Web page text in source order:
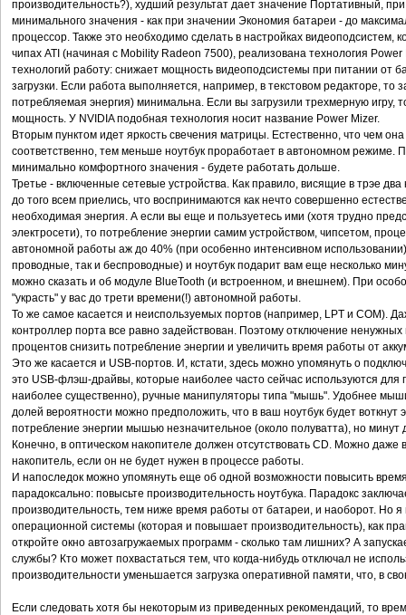
производительность?), худший результат дает значение Портативный,
минимального значения - как при значении Экономия батареи - до
процессор. Также это необходимо сделать в настройках видеоподсистем,
чипах ATI (начиная с Mobility Radeon 7500), реализована технология
технологий работу: снижает мощность видеоподсистемы при питании от
загрузки. Если работа выполняется, например, в текстовом редакторе, то
потребляемая энергия) минимальна. Если вы загрузили трехмерную игру,
мощность. У NVIDIA подобная технология носит название Power Mizer.
Вторым пунктом идет яркость свечения матрицы. Естественно, что чем
соответственно, тем меньше ноутбук проработает в автономном режиме.
минимально комфортного значения - будете работать дольше.
Третье - включенные сетевые устройства. Как правило, висящие в трэе
до того всем приелись, что воспринимаются как нечто совершенно
необходимая энергия. А если вы еще и пользуетесь ими (хотя трудно
электросети), то потребление энергии самим устройством, чипсетом,
автономной работы аж до 40% (при особенно интенсивном
проводные, так и беспроводные) и ноутбук подарит вам еще несколько
можно сказать и об модуле BlueTooth (и встроенном, и внешнем). При
"украсть" у вас до трети времени(!) автономной работы.
То же самое касается и неиспользуемых портов (например, LPT и COM).
контроллер порта все равно задействован. Поэтому отключение
процентов снизить потребление энергии и увеличить время работы от
Это же касается и USB-портов. И, кстати, здесь можно упомянуть о
это USB-флэш-драйвы, которые наиболее часто сейчас используются
наиболее существенно), ручные манипуляторы типа "мышь". Удобнее
долей вероятности можно предположить, что в ваш ноутбук будет
потребление энергии мышью незначительное (около полуватта), но минут
Конечно, в оптическом накопителе должен отсутствовать CD. Можно даже
накопитель, если он не будет нужен в процессе работы.
И напоследок можно упомянуть еще об одной возможности повысить
парадоксально: повысьте производительность ноутбука. Парадокс
производительность, тем ниже время работы от батареи, и наоборот. Но
операционной системы (которая и повышает производительность), как
откройте окно автозагружаемых программ - сколько там лишних? А
службы? Кто может похвастаться тем, что когда-нибудь отключал не
производительности уменьшается загрузка оперативной памяти, что, в
Если следовать хотя бы некоторым из приведенных рекомендаций, то